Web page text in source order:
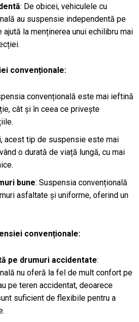
: De obicei, vehiculele cu
au suspensie independentă pe
ajută la menținerea unui echilibru mai
convenționale:
convențională este mai ieftină
cât și în ceea ce privește
acest tip de suspensie este mai
o durată de viață lungă, cu mai
bune: Suspensia convențională
asfaltate și uniforme, oferind un
convenționale:
pe drumuri accidentate:
nu oferă la fel de mult confort pe
pe teren accidentat, deoarece
suficient de flexibile pentru a